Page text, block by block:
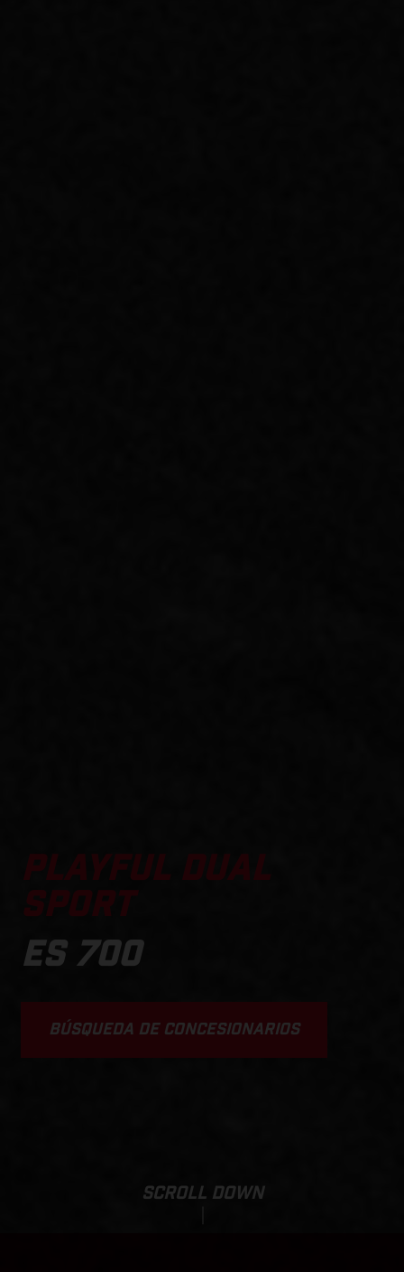
PLAYFUL DUAL
SPORT
ES 700
BÚSQUEDA DE CONCESIONARIOS
SCROLL DOWN